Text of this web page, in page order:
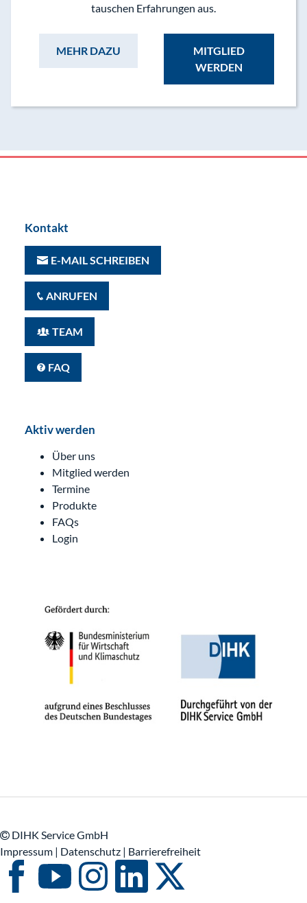
tauschen Erfahrungen aus.
MEHR DAZU
MITGLIED
WERDEN
Kontakt
E-MAIL SCHREIBEN
ANRUFEN
TEAM
FAQ
Aktiv werden
Über uns
Mitglied werden
Termine
Produkte
FAQs
Login
DIHK Service GmbH
Impressum | Datenschutz | Barrierefreiheit